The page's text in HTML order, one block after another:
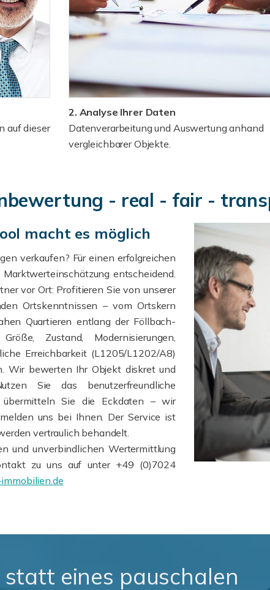
auf dieser
2. Analyse Ihrer Daten
Datenverarbeitung und Auswertung anhand
vergleichbarer Objekte.
- real - fair -
macht es möglich
verkaufen? Für einen erfolgreichen
entscheidend.
vor Ort: Profitieren Sie von unserer
Ortskenntnissen – vom Ortskern
Quartieren entlang der Föllbach-
Zustand, Modernisierungen,
Erreichbarkeit (L1205/L1202/A8)
Wir bewerten Ihr Objekt diskret und
Sie das benutzerfreundliche
übermitteln Sie die Eckdaten – wir
uns bei Ihnen. Der Service ist
vertraulich behandelt.
und unverbindlichen Wertermittlung
zu uns auf unter +49 (0)7024
statt eines pauschalen